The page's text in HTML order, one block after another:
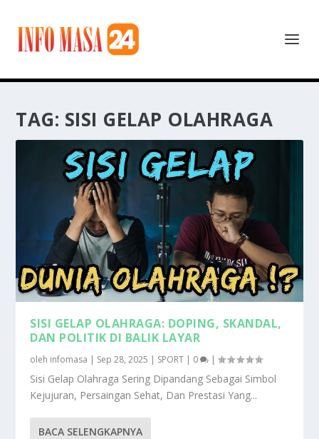
TAG: SISI GELAP OLAHRAGA
SISI GELAP OLAHRAGA: DOPING, SKANDAL,
DAN POLITIK DI BALIK LAYAR
oleh infomasa | Sep 28, 2025 | SPORT | 0 |
Sisi Gelap Olahraga Sering Dipandang Sebagai Simbol
Kejujuran, Persaingan Sehat, Dan Prestasi Yang...
BACA SELENGKAPNYA